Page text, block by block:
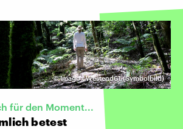
©Imago | Westend61 (Symbolbild)
für den Moment...
betest